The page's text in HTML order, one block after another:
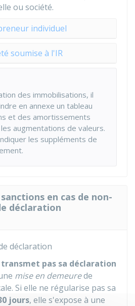
ou société.
individuel
soumise à l'IR
des immobilisations, il
en annexe un tableau
et des amortissements
augmentations de valeurs.
les suppléments de
en cas de non-
déclaration
déclaration
transmet pas sa déclaration
mise en demeurede
Si elle ne régularise pas sa
jours, elle s'expose à une